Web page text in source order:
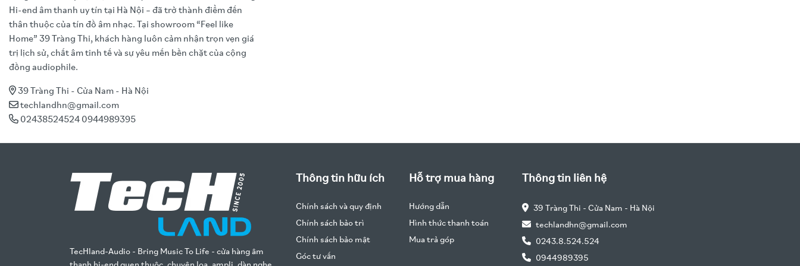
Hi-end âm thanh uy tín tại Hà Nội – đã trở thành điểm đến
thân thuộc của tín đồ âm nhạc. Tại showroom “Feel like
Home” 39 Tràng Thi, khách hàng luôn cảm nhận trọn vẹn giá
trị lịch sử, chất âm tinh tế và sự yêu mến bền chặt của cộng
đồng audiophile.
39 Tràng Thi - Cửa Nam - Hà Nội
techlandhn@gmail.com
02438524524 0944989395
TecHland-Audio - Bring Music To Life - cửa hàng âm
Thông tin hữu ích
Chính sách và quy định
Chính sách bảo trì
Chính sách bảo mật
Góc tư vấn
Hỗ trợ mua hàng
Hướng dẫn
Hình thức thanh toán
Mua trả góp
Thông tin liên hệ
39 Tràng Thi - Cửa Nam - Hà Nội
techlandhn@gmail.com
0243.8.524.524
0944989395